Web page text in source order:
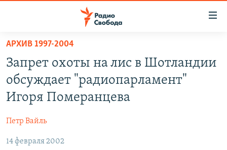
упрощенного
доступа
Вернуться
основному
Вернутся
ПОДКАСТЫ
АВТОРСКИЕ ПРОЕКТЫ
МНЕНИЯ
КУЛЬТУРА
АРХИВ 1997-2004
Запрет охоты на лис в Шотландии
обсуждает "радиопарламент"
Игоря Померанцева
Петр Вайль
14 февраля 2002